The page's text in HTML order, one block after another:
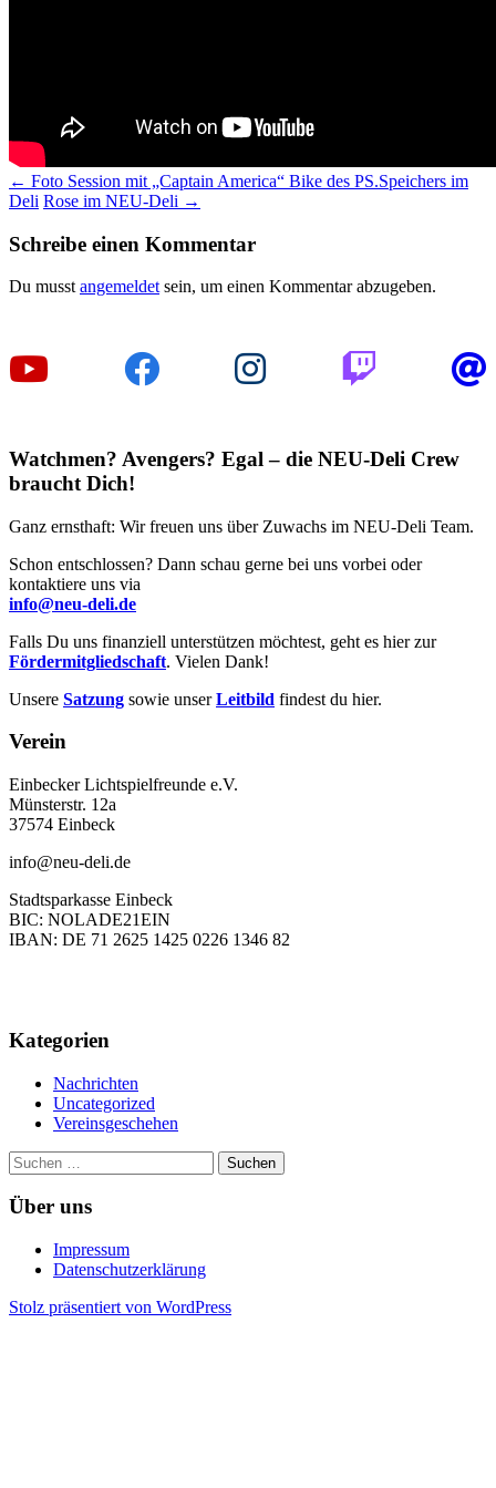
Beitragsnavigation
← Foto Session mit „Captain America“ Bike des PS.Speichers im
Deli Rose im NEU-Deli →
Schreibe einen Kommentar
Du musst angemeldet sein, um einen Kommentar abzugeben.
Watchmen? Avengers? Egal – die NEU-Deli Crew
braucht Dich!
Ganz ernsthaft: Wir freuen uns über Zuwachs im NEU-Deli Team.
Schon entschlossen? Dann schau gerne bei uns vorbei oder
kontaktiere uns via
info@neu-deli.de
Falls Du uns finanziell unterstützen möchtest, geht es hier zur
Fördermitgliedschaft. Vielen Dank!
Unsere Satzung sowie unserLeitbild findest du hier.
Verein
Einbecker Lichtspielfreunde e.V.
Münsterstr. 12a
37574 Einbeck
info@neu-deli.de
Stadtsparkasse Einbeck
BIC: NOLADE21EIN
IBAN: DE 71 2625 1425 0226 1346 82
Kategorien
Nachrichten
Uncategorized
Vereinsgeschehen
Suchen
nach:
Über uns
Impressum
Datenschutzerklärung
Stolz präsentiert von WordPress